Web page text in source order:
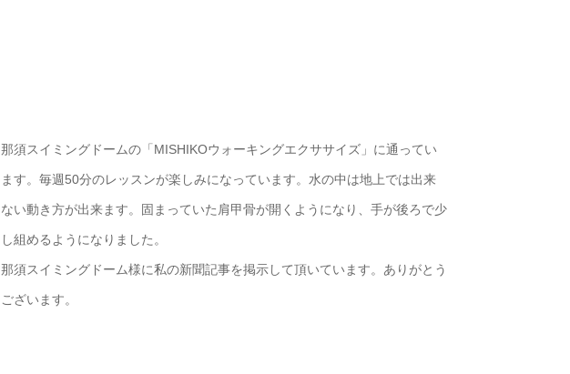
那須スイミングドームの「MISHIKOウォーキングエクササイズ」に通ってい
ます。毎週50分のレッスンが楽しみになっています。水の中は地上では出来
ない動き方が出来ます。固まっていた肩甲骨が開くようになり、手が後ろで少
し組めるようになりました。
那須スイミングドーム様に私の新聞記事を掲示して頂いています。ありがとう
ございます。